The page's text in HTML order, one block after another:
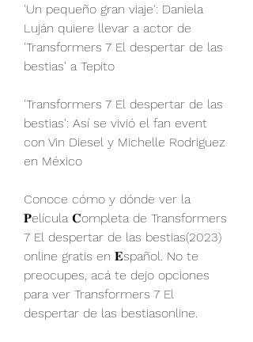
'Un pequeño gran viaje': Daniela
Luján quiere llevar a actor de
'Transformers 7 El despertar de las
bestias' a Tepito
'Transformers 7 El despertar de las
bestias': Así se vivió el fan event
con Vin Diesel y Michelle Rodriguez
en México
Conoce cómo y dónde ver la
𝐏elícula 𝐂ompleta de Transformers
7 El despertar de las bestias(2023)
online gratis en 𝐄spañol. No te
preocupes, acá te dejo opciones
para ver Transformers 7 El
despertar de las bestiasonline.